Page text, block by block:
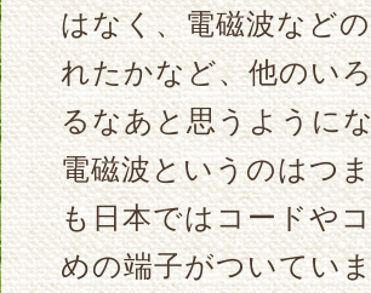
はなく、電磁波など
れたかなど、他のい
るなあと思うように
電磁波というのはつ
も日本ではコードや
めの端子がついてい